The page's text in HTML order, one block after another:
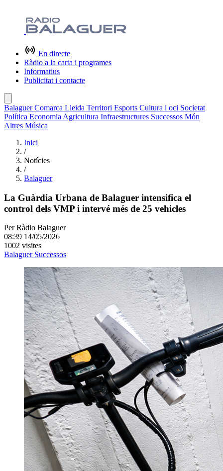
En directe
Ràdio a la carta i programes
Informatius
Publicitat i contacte
BalaguerComarca Lleida Territori Esports Cultura i oci Societat
Política Economia Agricultura Infraestructures Successos Món
Altres Música
Inici
/
Notícies
/
Balaguer
La Guàrdia Urbana de Balaguer intensifica el
control dels VMP i intervé més de 25 vehicles
Per Ràdio Balaguer
08:39 14/05/2026
1002 visites
Balaguer Successos